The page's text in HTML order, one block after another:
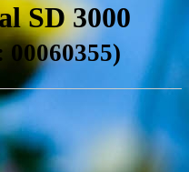
SD 3000
00060355)